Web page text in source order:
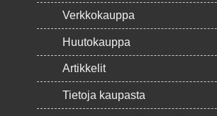
Verkkokauppa
Huutokauppa
Artikkelit
Tietoja kaupasta